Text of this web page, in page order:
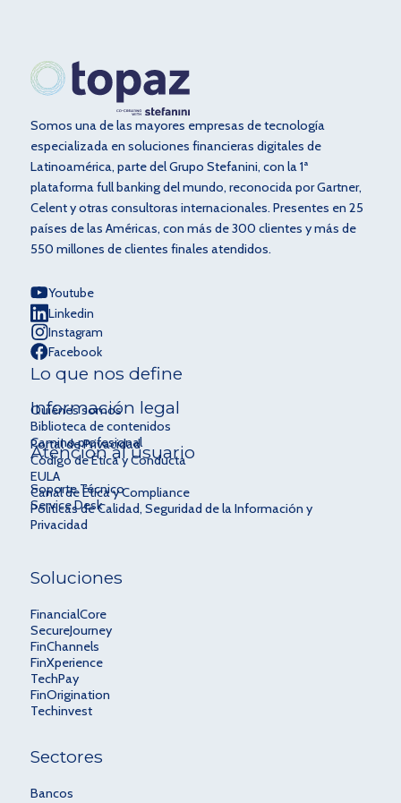
Somos una de las mayores empresas de tecnología
especializada en soluciones financieras digitales de
Latinoamérica, parte del Grupo Stefanini, con la 1ª
plataforma full banking del mundo, reconocida por Gartner,
Celent y otras consultoras internacionales. Presentes en 25
países de las Américas, con más de 300 clientes y más de
550 millones de clientes finales atendidos.
Youtube
Linkedin
Instagram
Facebook
Lo que nos define
Quiénes somos
Biblioteca de contenidos
Camino profesional
Atención al usuario
Soporte Técnico
Service Desk
Información legal
Portal de Privacidad
Código de Ética y Conducta
EULA
Canal de Ética y Compliance
Políticas de Calidad, Seguridad de la Información y
Privacidad
Soluciones
FinancialCore
SecureJourney
FinChannels
FinXperience
TechPay
FinOrigination
Techinvest
Sectores
Bancos